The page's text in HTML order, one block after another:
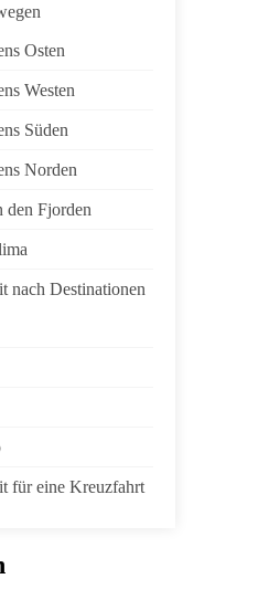
Osten
Westen
Süden
Norden
den Fjorden
nach Destinationen
für eine Kreuzfahrt